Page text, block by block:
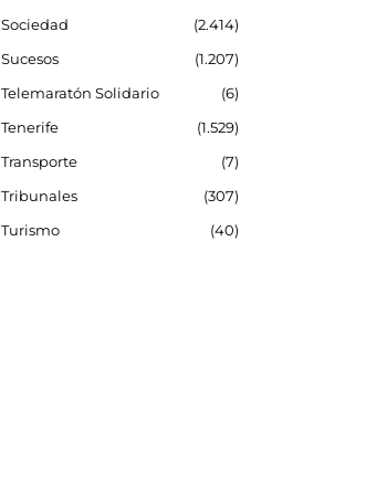
Sociedad
2.414
Sucesos
1.207
Telemaratón Solidario
6
Tenerife
1.529
Transporte
7
Tribunales
307
Turismo
40